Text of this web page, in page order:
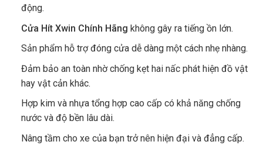
động.
Cửa Hít Xwin Chính Hãng không gây ra tiếng ồn lớn.
Sản phẩm hỗ trợ đóng cửa dễ dàng một cách nhẹ nhàng.
Đảm bảo an toàn nhờ chống kẹt hai nấc phát hiện đồ vật
hay vật cản khác.
Hợp kim và nhựa tổng hợp cao cấp có khả năng chống
nước và độ bền lâu dài.
Nâng tầm cho xe của bạn trở nên hiện đại và đẳng cấp.